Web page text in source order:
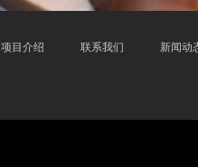
项目介绍 联系我们 新闻动